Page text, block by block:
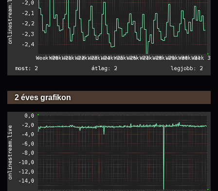
2 éves grafikon